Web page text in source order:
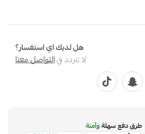
هل لديك اي استفسار؟
لا تتردد فيالتواصل معنا
طرق دفع سهلةوآمنة